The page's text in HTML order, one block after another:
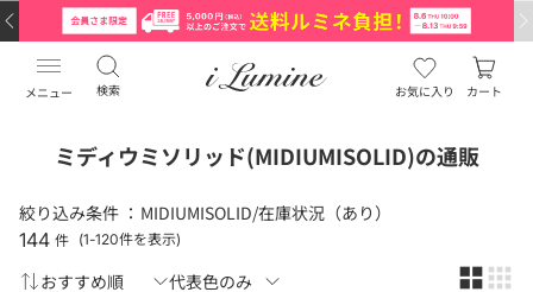
メニュー 検索 お気に入り カート
ミディウミソリッド(MIDIUMISOLID)の通販
絞り込み条件 ： MIDIUMISOLID/在庫状況（あり）
144 件 (1-120件を表示)